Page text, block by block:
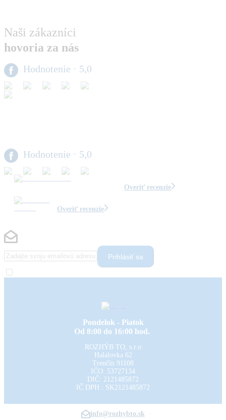
Naši zákazníci
hovoria za nás
Hodnotenie · 5,0
Hodnotenie · 5,0
Overiť recenzie
Overiť recenzie
Prihlásiť sa
Pondelok - Piatok
Od 8:00 do 16:00 hod.
ROZHÝB TO, s.r.o
Halalovka 62
Trenčín 91108
IČO: 53727134
DIČ: 2121485872
IČ DPH : SK2121485872
info@rozhybto.sk